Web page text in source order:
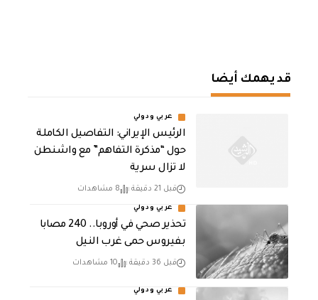
قد يهمك أيضا
عربي ودولي
الرئيس الإيراني: التفاصيل الكاملة
حول “مذكرة التفاهم” مع واشنطن
لا تزال سرية
قبل 21 دقيقة 8 مشاهدات
عربي ودولي
تحذير صحي في أوروبا.. 240 مصابا
بفيروس حمى غرب النيل
قبل 36 دقيقة 10 مشاهدات
عربي ودولي